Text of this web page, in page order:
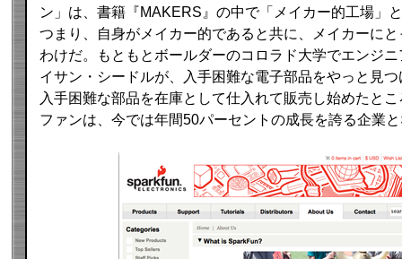
ン」は、書籍『MAKERS』の中で「メイカー的工場」
つまり、自身がメイカー的であると共に、メイカーに
わけだ。もともとボールダーのコロラド大学でエンジ
イサン・シードルが、入手困難な電子部品をやっと見
入手困難な部品を在庫として仕入れて販売し始めたと
ファンは、今では年間50パーセントの成長を誇る企業